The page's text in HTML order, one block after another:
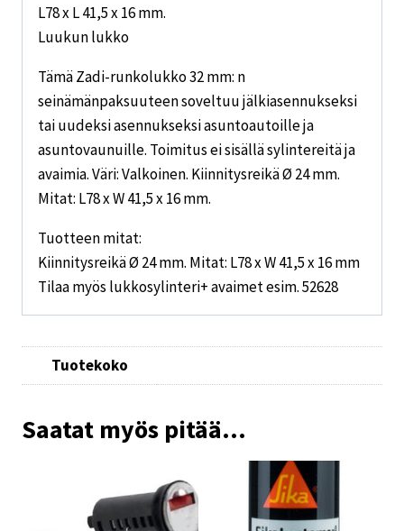
L78 x L 41,5 x 16 mm.
Luukun lukko
Tämä Zadi-runkolukko 32 mm: n
seinämänpaksuuteen soveltuu jälkiasennukseksi
tai uudeksi asennukseksi asuntoautoille ja
asuntovaunuille. Toimitus ei sisällä sylintereitä ja
avaimia. Väri: Valkoinen. Kiinnitysreikä Ø 24 mm.
Mitat: L78 x W 41,5 x 16 mm.
Tuotteen mitat:
Kiinnitysreikä Ø 24 mm. Mitat: L78 x W 41,5 x 16 mm
Tilaa myös lukkosylinteri+ avaimet esim. 52628
Tuotekoko
Saatat myös pitää...